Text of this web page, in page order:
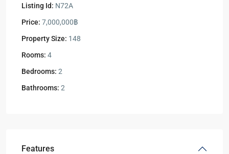
Listing Id: N72A
Price: 7,000,000฿
Property Size: 148
Rooms: 4
Bedrooms: 2
Bathrooms: 2
Features